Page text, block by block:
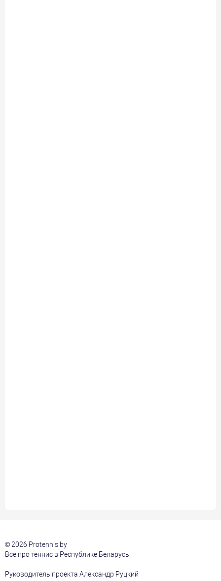
© 2026 Protennis.by
Все про теннис в Республике Беларусь
Руководитель проекта Александр Руцкий